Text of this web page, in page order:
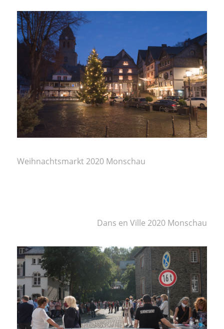
Weihnachtsmarkt 2020 Monschau
Dans en Ville 2020 Monschau